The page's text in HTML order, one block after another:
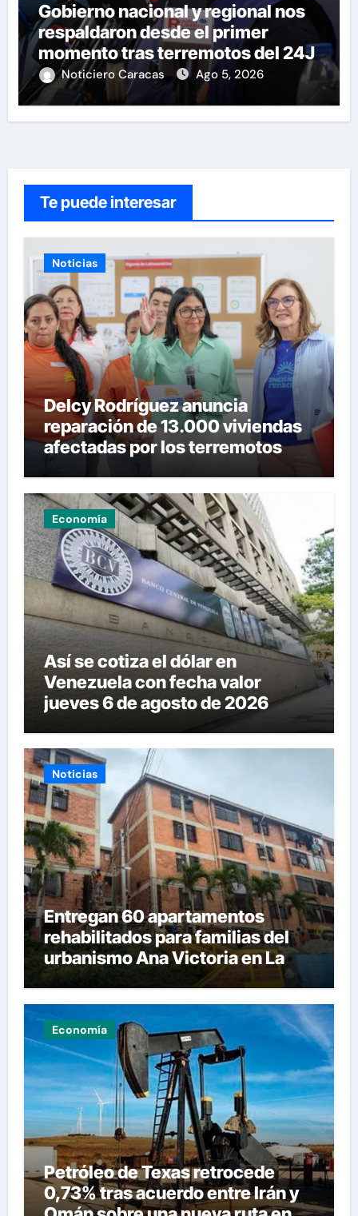
Gobierno nacional y regional nos
respaldaron desde el primer
momento tras terremotos del 24J
Noticiero Caracas Ago 5, 2026
Te puede interesar
Noticias
Delcy Rodríguez anuncia
reparación de 13.000 viviendas
afectadas por los terremotos
Economía
Así se cotiza el dólar en
Venezuela con fecha valor
jueves 6 de agosto de 2026
Noticias
Entregan 60 apartamentos
rehabilitados para familias del
urbanismo Ana Victoria en La
Guaira
Economía
Petróleo de Texas retrocede
0,73% tras acuerdo entre Irán y